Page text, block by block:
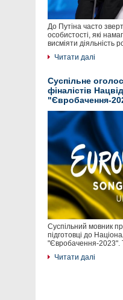
До Путіна часто
особистості, які
висміяти діяльність
Читати далі
Суспільне
фіналістів
"Євробачення-
Суспільний мовник
підготовці до
"Євробачення-2023".
Читати далі